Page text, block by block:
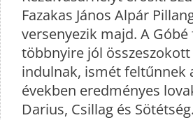
Fazakas János Alpár
versenyezik majd. A
többnyire jól
indulnak, ismét feltűnnek
években eredményes
Darius, Csillag és Sötétség.